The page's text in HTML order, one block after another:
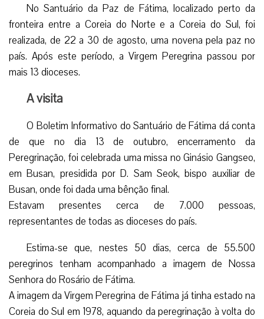
No Santuário da Paz de Fátima, localizado perto da
fronteira entre a Coreia do Norte e a Coreia do Sul, foi
realizada, de 22 a 30 de agosto, uma novena pela paz no
país. Após este período, a Virgem Peregrina passou por
mais 13 dioceses.
A visita
O Boletim Informativo do Santuário de Fátima dá conta
de que no dia 13 de outubro, encerramento da
Peregrinação, foi celebrada uma missa no Ginásio Gangseo,
em Busan, presidida por D. Sam Seok, bispo auxiliar de
Busan, onde foi dada uma bênção final.
Estavam presentes cerca de 7.000 pessoas,
representantes de todas as dioceses do país.
Estima-se que, nestes 50 dias, cerca de 55.500
peregrinos tenham acompanhado a imagem de Nossa
Senhora do Rosário de Fátima.
A imagem da Virgem Peregrina de Fátima já tinha estado na
Coreia do Sul em 1978, aquando da peregrinação à volta do